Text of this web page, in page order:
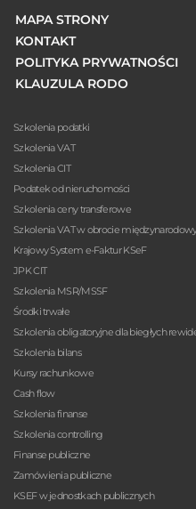
MAPA STRONY
KONTAKT
POLITYKA PRYWATNOŚCI
KLAUZULA RODO
Szkolenia podatki
Szkolenia VAT
Szkolenia CIT
Podatek od nieruchomości
Szkolenia ceny transferowe
Szkolenia VAT w obrocie
Krajowy System e-Faktur KSeF
JPK CIT
Szkolenia MSR/MSSF
Środki trwałe
Szkolenia obligatoryjne dla biegłych
Szkolenia bilans
Kursy rachunkowe
Cash flow
Szkolenia finanse
Szkolenia controlling
Finanse publiczne
Zamówienia publiczne
KSEF w jednostkach publicznych